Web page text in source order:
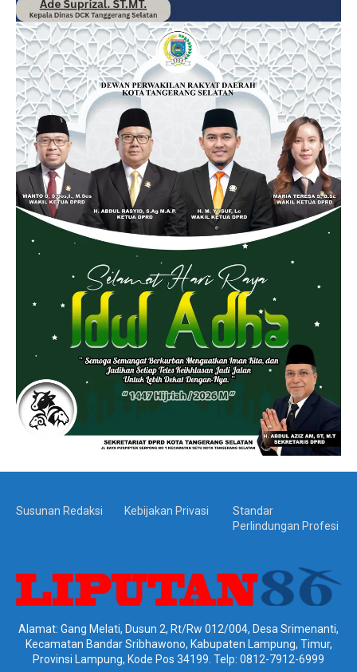
Susunan Redaksi Kebijakan Privasi
Standar
Perlindungan Profesi
Alamat: Gang Melati, Dusun 2, Rt/Rw 012/004, Desa Srimenanti,
Kecamatan Bandar Sribhawono, Kabupaten Lampung, Timur,
Provinsi Lampung, Kode Pos 34199. Telp: 0812-7912-6999